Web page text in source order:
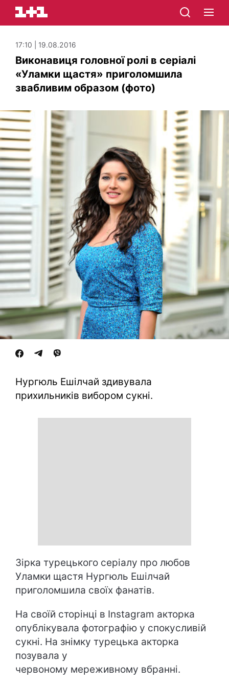
17:10 | 19.08.2016
Виконавиця головної ролі в серіалі
«Уламки щастя» приголомшила
звабливим образом (фото)
Нургюль Ешілчай здивувала
прихильників вибором сукні.
Зірка турецького серіалу про любов
Уламки щастя Нургюль Ешілчай
приголомшила своїх фанатів.
На своїй сторінці в Instagram акторка
опублікувала фотографію у спокусливій
сукні. На знімку турецька акторка
позувала у
червоному мереживному вбранні.